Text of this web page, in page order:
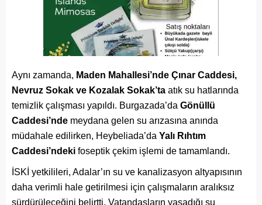
Aynı zamanda, Maden Mahallesi’nde Çınar Caddesi,
Nevruz Sokak ve Kozalak Sokak’ta atık su hatlarında
temizlik çalışması yapıldı. Burgazada’da Gönüllü
Caddesi’nde meydana gelen su arızasına anında
müdahale edilirken, Heybeliada’da Yalı Rıhtım
Caddesi’ndeki foseptik çekim işlemi de tamamlandı.
İSKİ yetkilileri, Adalar’ın su ve kanalizasyon altyapısının
daha verimli hale getirilmesi için çalışmaların aralıksız
sürdürüleceğini belirtti. Vatandaşların yaşadığı su